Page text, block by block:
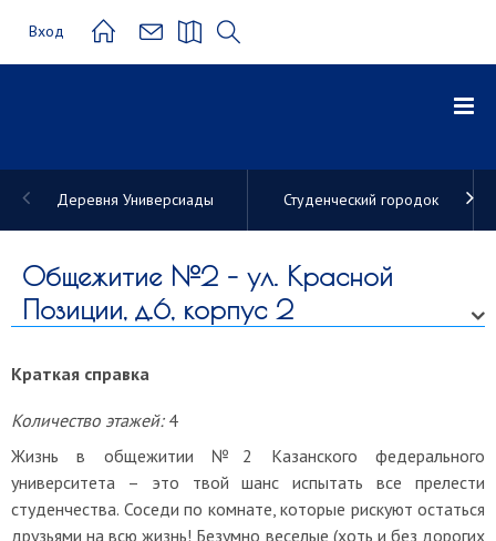
Вход
Общежитие
КФУ
Деревня Универсиады Студенческий городок
Общежитие №2 – ул. Красной
Позиции, д.6, корпус 2
Краткая справка
Количество этажей: 4
Жизнь в общежитии №2 Казанского федерального
университета – это твой шанс испытать все прелести
студенчества. Соседи по комнате, которые рискуют остаться
друзьями на всю жизнь! Безумно веселые (хоть и без дорогих